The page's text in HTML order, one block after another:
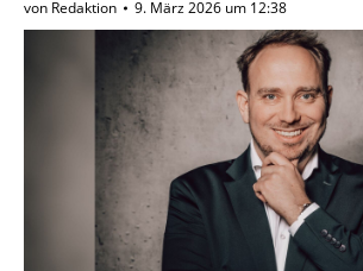
von Redaktion 9. März 2026 um 12:38